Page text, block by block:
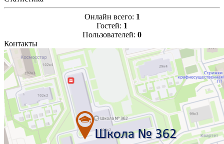
Онлайн всего: 1
Гостей: 1
Пользователей: 0
Контакты